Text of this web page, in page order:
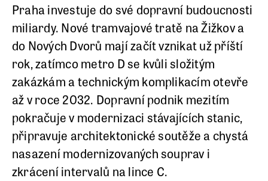
Praha investuje do své dopravní budoucnosti
miliardy. Nové tramvajové tratě na Žižkov a
do Nových Dvorů mají začít vznikat už příští
rok, zatímco metro D se kvůli složitým
zakázkám a technickým komplikacím otevře
až v roce 2032. Dopravní podnik mezitím
pokračuje v modernizaci stávajících stanic,
připravuje architektonické soutěže a chystá
nasazení modernizovaných souprav i
zkrácení intervalů na lince C.